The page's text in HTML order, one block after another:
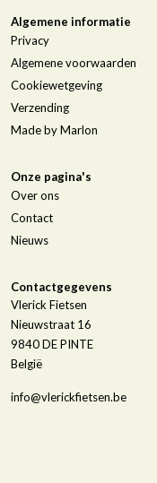
Algemene informatie
Privacy
Algemene voorwaarden
Cookiewetgeving
Verzending
Made by Marlon
Onze pagina's
Over ons
Contact
Nieuws
Contactgegevens
Vlerick Fietsen
Nieuwstraat 16
9840DE PINTE
België
info@vlerickfietsen.be